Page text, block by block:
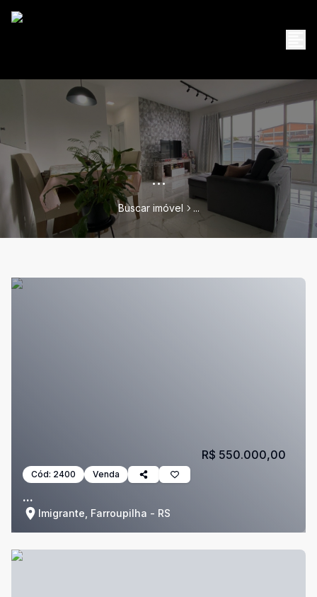
...
Buscar imóvel ...
Cód: 2400 Venda
...
Imigrante, Farroupilha - RS
R$ 550.000,00